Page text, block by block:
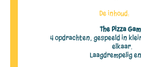
De inhoud:
The Pizza
4 opdrachten, gespeeld in
elkaar.
Laagdrempelig